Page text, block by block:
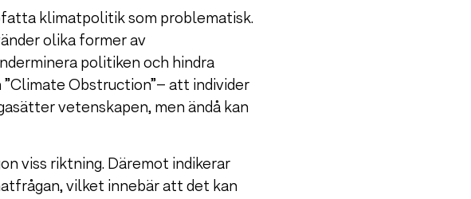
klimatpolitik som problematisk.
olika former av
politiken och hindra
Obstruction”– att individer
vetenskapen, men ändå kan
viss riktning. Däremot indikerar
vilket innebär att det kan